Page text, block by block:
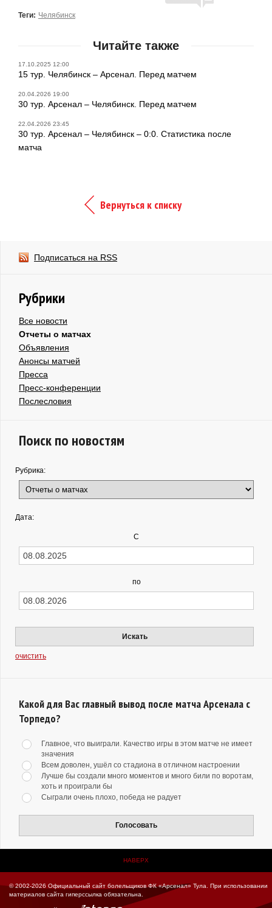
Теги: Челябинск
Читайте также
17.10.2025 12:00
15 тур. Челябинск – Арсенал. Перед матчем
20.04.2026 19:00
30 тур. Арсенал – Челябинск. Перед матчем
22.04.2026 23:45
30 тур. Арсенал – Челябинск – 0:0. Статистика после
матча
Вернуться к списку
Подписаться на RSS
Рубрики
Все новости
Отчеты о матчах
Объявления
Анонсы матчей
Пресса
Пресс-конференции
Послесловия
Поиск по новостям
Рубрика:
Дата:
С
по
Искать
очистить
Какой для Вас главный вывод после матча Арсенала с
Торпедо?
Главное, что выиграли. Качество игры в этом матче не имеет
значения
Всем доволен, ушёл со стадиона в отличном настроении
Лучше бы создали много моментов и много били по воротам,
хоть и проиграли бы
Сыграли очень плохо, победа не радует
Голосовать
НАВЕРХ
© 2002-2026 Официальный сайт болельщиков ФК «Арсенал» Тула.
При использовании
материалов сайта гиперссылка обязательна.